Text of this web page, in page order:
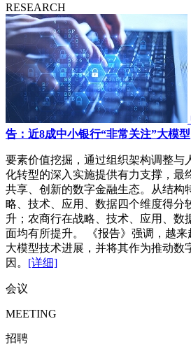
RESEARCH
告：近8成中小银行“非常关注”大模型
要素价值挖掘，通过组织架构调整与
化转型的深入实施提供有力支撑，最
共享、创新的数字金融生态。从结构
略、技术、应用、数据四个维度得分
升；农商行在战略、技术、应用、数
面均有所提升。 《报告》强调，越
大模型技术进展，并将其作为推动数
因。 [详细]
会议
MEETING
招聘